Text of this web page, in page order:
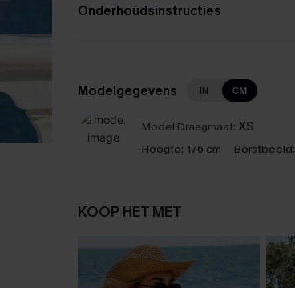
Onderhoudsinstructies
Modelgegevens IN CM
Model Draagmaat: XS
Hoogte: 176 cm Borstbeeld:
KOOP HET MET